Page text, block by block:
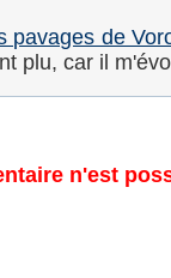
pavages de
plu, car il
n'est